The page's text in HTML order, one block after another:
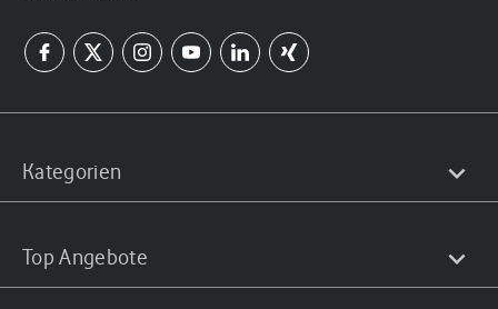
Kategorien
Top Angebote